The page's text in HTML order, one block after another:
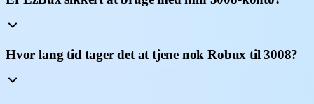
Hvor lang tid tager det at tjene nok Robux til 3008?